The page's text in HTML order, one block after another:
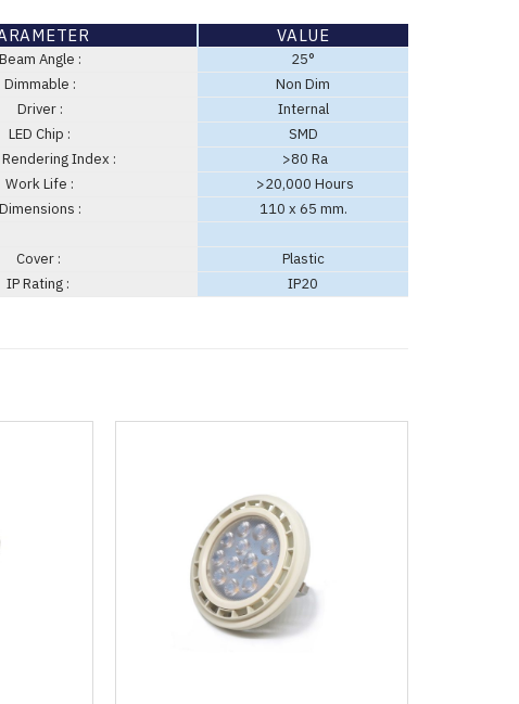
VALUE
Beam Angle :
25°
Dimmable :
Non Dim
Driver :
Internal
LED Chip :
SMD
Index :
>80 Ra
Work Life :
>20,000 Hours
Dimensions :
110 x 65 mm.
Cover :
Plastic
IP Rating : IP20